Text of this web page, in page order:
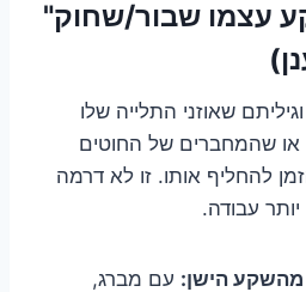
"השקע עצמו שבור/שחוק"
שאוזני התלייה שלו
או שהמחברים של החוטים
להחליף אותו. זו לא דרמה
עבודה.
מהשקע הישן: עם מברג,